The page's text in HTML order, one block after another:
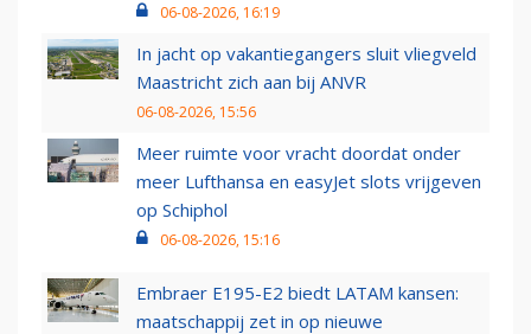
06-08-2026, 16:19
In jacht op vakantiegangers sluit vliegveld
Maastricht zich aan bij ANVR
06-08-2026, 15:56
Meer ruimte voor vracht doordat onder
meer Lufthansa en easyJet slots vrijgeven
op Schiphol
06-08-2026, 15:16
Embraer E195-E2 biedt LATAM kansen:
maatschappij zet in op nieuwe